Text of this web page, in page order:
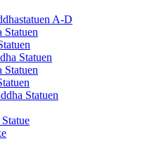
A-D
Statuen
Statuen
Statuen
Statuen